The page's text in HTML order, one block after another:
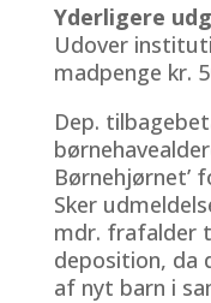
Yderligere
Udover
madpenge kr.
Dep.
Børnehjørnet’
Sker
mdr. frafalder
deposition, da
af nyt barn i